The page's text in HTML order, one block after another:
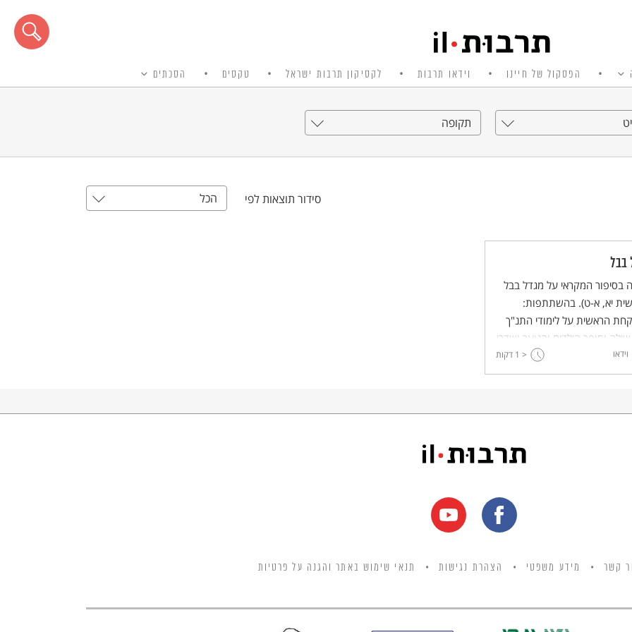
הפסקול של חיינו וידאו תרבות לקסיקון תרבות ישראל טקסים הסכתים
תקופה
סידור תוצאות לפי הכל
בבל
בסיפור המקראי על מגדל בבל
יא, א-ט). בהשתתפות:
הראשית על לימודי התנ"ך
וסופר הילדים והנוער ושדרן
יצחק נוי.וידאו < 1 דקות
קשר מידע משפטי הצהרת נגישות תנאי שימוש באתר והגנה על פרטיות